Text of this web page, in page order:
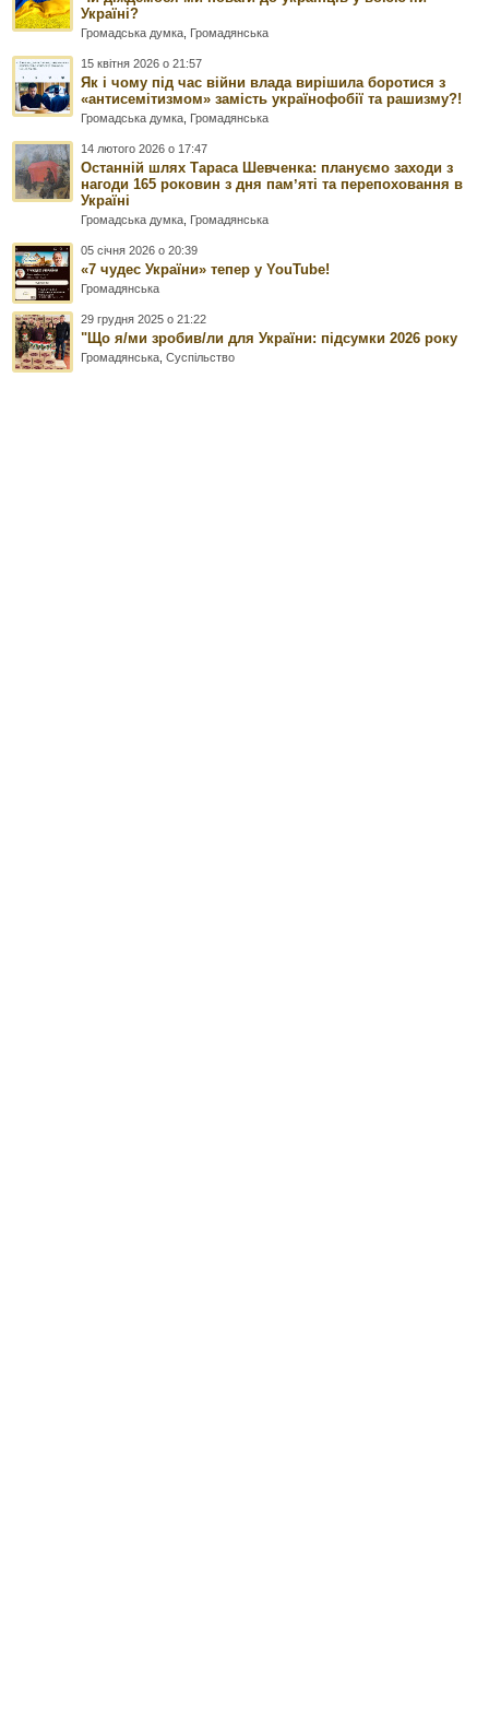
Україні?
Громадська думка Громадянська
15 квітня 2026 о 21:57
Як і чому під час війни влада вирішила боротися з
«антисемітизмом» замість українофобії та рашизму?!
Громадська думка Громадянська
14 лютого 2026 о 17:47
Останній шлях Тараса Шевченка: плануємо заходи з
нагоди 165 роковин з дня памʼяті та перепоховання в
Україні
Громадська думка Громадянська
05 січня 2026 о 20:39
«7 чудес України» тепер у YouTube!
Громадянська
29 грудня 2025 о 21:22
"Що я/ми зробив/ли для України: підсумки 2026 року
Громадянська ,Суспільство